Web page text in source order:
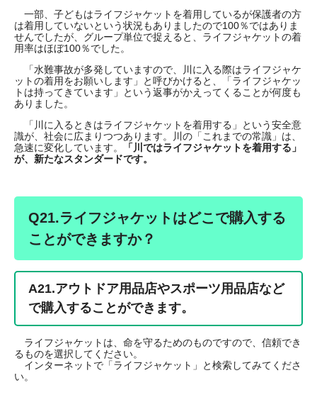
一部、子どもはライフジャケットを着用しているが保護者の方
は着用していないという状況もありましたので100％ではありま
せんでしたが、グループ単位で捉えると、ライフジャケットの着
用率はほぼ100％でした。
「水難事故が多発していますので、川に入る際はライフジャケ
ットの着用をお願いします」と呼びかけると、「ライフジャケッ
トは持ってきています」という返事がかえってくることが何度も
ありました。
「川に入るときはライフジャケットを着用する」という安全意
識が、社会に広まりつつあります。川の「これまでの常識」は、
急速に変化しています。
「川ではライフジャケットを着用する」
が、新たなスタンダードです。
Q21.ライフジャケットはどこで購入する
ことができますか？
A21.アウトドア用品店やスポーツ用品店など
で購入することができます。
ライフジャケットは、命を守るためのものですので、信頼でき
るものを選択してください。
インターネットで「ライフジャケット」と検索してみてくださ
い。